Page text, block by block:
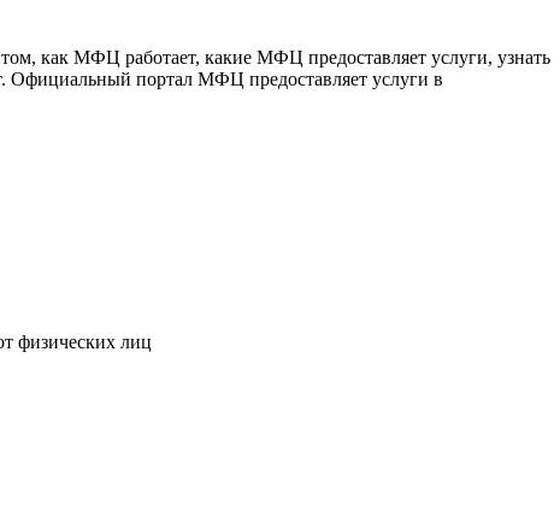
как МФЦ работает, какие МФЦ предоставляет услуги, узнать
Официальный портал МФЦ предоставляет услуги в
физических лиц